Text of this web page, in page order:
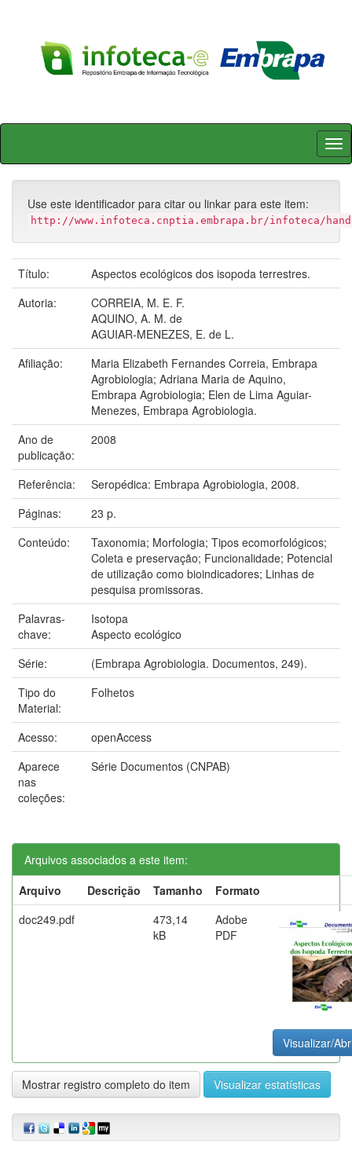
Skip
Use este identificador para citar ou linkar para este item:
http://www.infoteca.cnptia.embrapa.br/infoteca/
Título:
Aspectos ecológicos dos isopoda terrestres.
Autoria:
CORREIA, M. E. F.
AQUINO, A. M. de
AGUIAR-MENEZES, E. de L.
Afiliação:
Maria Elizabeth Fernandes Correia, Embrapa
Agrobiologia; Adriana Maria de Aquino,
Embrapa Agrobiologia; Elen de Lima Aguiar-
Menezes, Embrapa Agrobiologia.
Ano de
publicação:
2008
Referência:
Seropédica: Embrapa Agrobiologia, 2008.
Páginas:
23 p.
Conteúdo:
Taxonomia; Morfologia; Tipos ecomorfológicos;
Coleta e preservação; Funcionalidade; Potencial
de utilização como bioindicadores; Linhas de
pesquisa promissoras.
Palavras-
chave:
Isotopa
Aspecto ecológico
Série:
(Embrapa Agrobiologia. Documentos, 249).
Tipo do
Material:
Folhetos
Acesso:
openAccess
Aparece
nas
coleções:
Série Documentos (CNPAB)
Arquivos associados a este item:
Arquivo
Descrição Tamanho
Formato
doc249.pdf
473,14
kB
Adobe
PDF
Visualizar/
Mostrar registro completo do item Visualizar estatísticas